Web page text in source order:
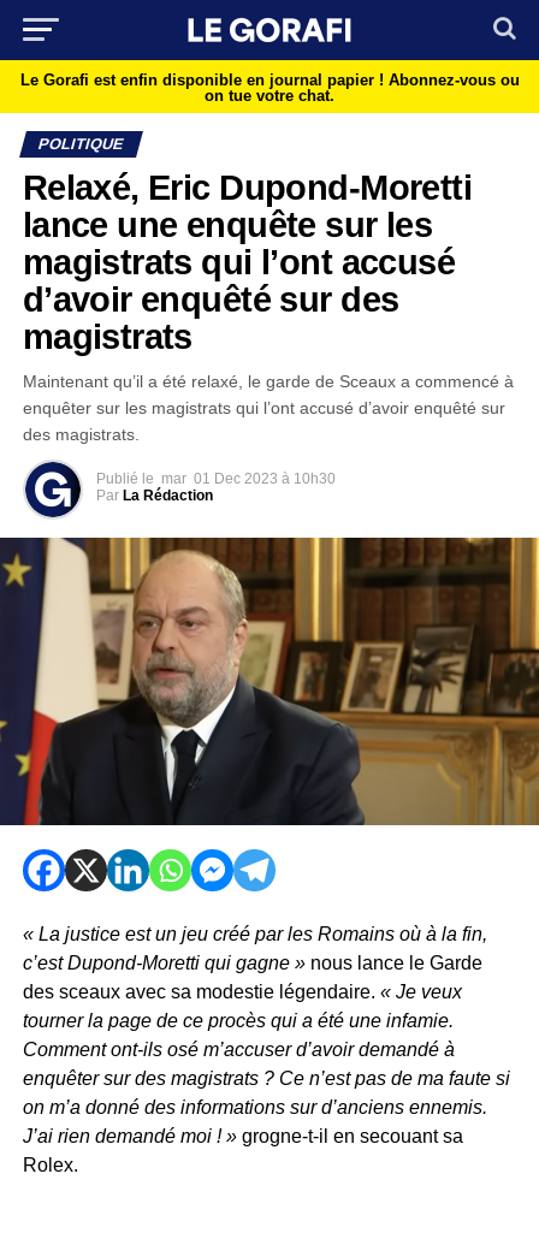
Le Gorafi est enfin disponible en journal papier ! Abonnez-vous ou
on tue votre chat.
POLITIQUE
Relaxé, Eric Dupond-Moretti
lance une enquête sur les
magistrats qui l’ont accusé
d’avoir enquêté sur des
magistrats
Maintenant qu’il a été relaxé, le garde de Sceaux a commencé à
enquêter sur les magistrats qui l’ont accusé d’avoir enquêté sur
des magistrats.
Publié le mar 01 Dec 2023 à 10h30
Par La Rédaction
« La justice est un jeu créé par les Romains où à la fin,
c’est Dupond-Moretti qui gagne » nous lance le Garde
des sceaux avec sa modestie légendaire. « Je veux
tourner la page de ce procès qui a été une infamie.
Comment ont-ils osé m’accuser d’avoir demandé à
enquêter sur des magistrats ? Ce n’est pas de ma faute si
on m’a donné des informations sur d’anciens ennemis.
J’ai rien demandé moi ! »grogne-t-il en secouant sa
Rolex.